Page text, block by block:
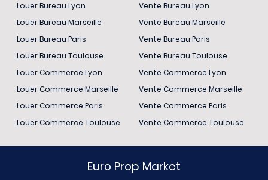
Louer Bureau Lyon
Louer Bureau Marseille
Louer Bureau Paris
Louer Bureau Toulouse
Louer Commerce Lyon
Louer Commerce Marseille
Louer Commerce Paris
Louer Commerce Toulouse
Vente Bureau Lyon
Vente Bureau Marseille
Vente Bureau Paris
Vente Bureau Toulouse
Vente Commerce Lyon
Vente Commerce Marseille
Vente Commerce Paris
Vente Commerce Toulouse
Euro Prop Market